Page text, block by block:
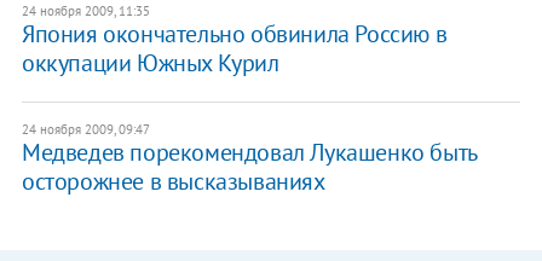
24 ноября 2009, 11:35
Япония окончательно обвинила Россию в
оккупации Южных Курил
24 ноября 2009, 09:47
Медведев порекомендовал Лукашенко быть
осторожнее в высказываниях